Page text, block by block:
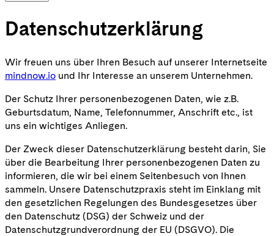
Datenschutzerklärung
Wir freuen uns über Ihren Besuch auf unserer Internetseite
mindnow.io und Ihr Interesse an unserem Unternehmen.
Der Schutz Ihrer personenbezogenen Daten, wie z.B.
Geburtsdatum, Name, Telefonnummer, Anschrift etc., ist
uns ein wichtiges Anliegen.
Der Zweck dieser Datenschutzerklärung besteht darin, Sie
über die Bearbeitung Ihrer personenbezogenen Daten zu
informieren, die wir bei einem Seitenbesuch von Ihnen
sammeln. Unsere Datenschutzpraxis steht im Einklang mit
den gesetzlichen Regelungen des Bundesgesetzes über
den Datenschutz (DSG) der Schweiz und der
Datenschutzgrundverordnung der EU (DSGVO). Die